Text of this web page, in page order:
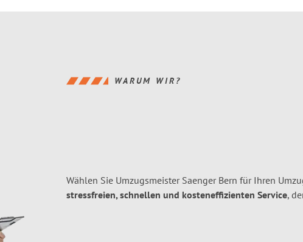
WARUM WIR?
Wählen Sie Umzugsmeister Saenger Bern für Ihren
stressfreien, schnellen und kosteneffizienten Service,